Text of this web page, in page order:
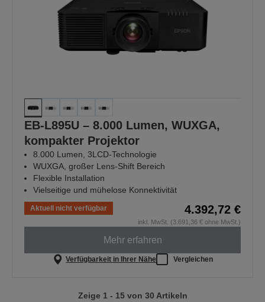
EB-L895U – 8.000 Lumen, WUXGA,
kompakter Projektor
8.000 Lumen, 3LCD-Technologie
WUXGA, großer Lens-Shift Bereich
Flexible Installation
Vielseitige und mühelose Konnektivität
Aktuell nicht verfügbar 4.392,72 €
inkl. MwSt. (3.691,36 € ohne MwSt.)
Mehr erfahren
Verfügbarkeit in Ihrer Nähe Vergleichen
Zeige 1 - 15 von 30 Artikeln